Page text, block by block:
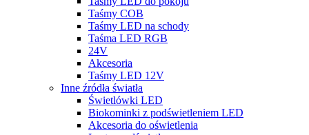
Taśmy COB
Taśmy LED na schody
Taśma LED RGB
24V
Akcesoria
Taśmy LED 12V
Inne źródła światła
Świetlówki LED
Biokominki z podświetleniem LED
Akcesoria do oświetlenia